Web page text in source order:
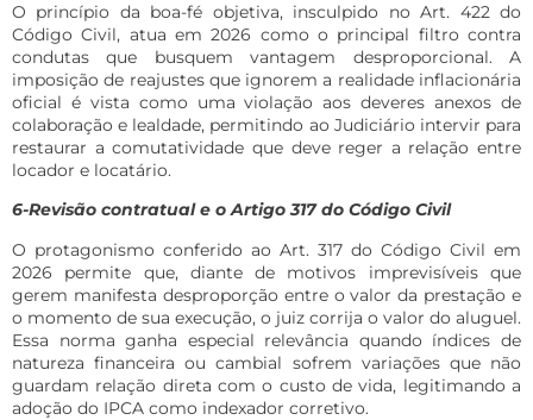
O princípio da boa-fé objetiva, insculpido no Art. 422 do
Código Civil, atua em 2026 como o principal filtro contra
condutas que busquem vantagem desproporcional. A
imposição de reajustes que ignorem a realidade inflacionária
oficial é vista como uma violação aos deveres anexos de
colaboração e lealdade, permitindo ao Judiciário intervir para
restaurar a comutatividade que deve reger a relação entre
locador e locatário.
6-Revisão contratual e o Artigo 317 do Código Civil
O protagonismo conferido ao Art. 317 do Código Civil em
2026 permite que, diante de motivos imprevisíveis que
gerem manifesta desproporção entre o valor da prestação e
o momento de sua execução, o juiz corrija o valor do aluguel.
Essa norma ganha especial relevância quando índices de
natureza financeira ou cambial sofrem variações que não
guardam relação direta com o custo de vida, legitimando a
adoção do IPCA como indexador corretivo.